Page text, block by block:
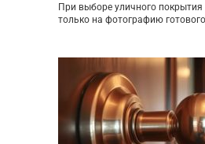
При выборе уличного
только на фотографию